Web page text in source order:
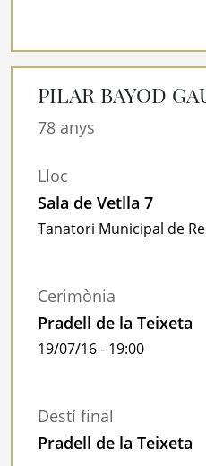
PILAR BAYOD
78 anys
Lloc
Sala de Vetlla 7
Tanatori Municipal de
Cerimònia
Pradell de la Teixeta
19/07/16 - 19:00
Destí final
Pradell de la Teixeta